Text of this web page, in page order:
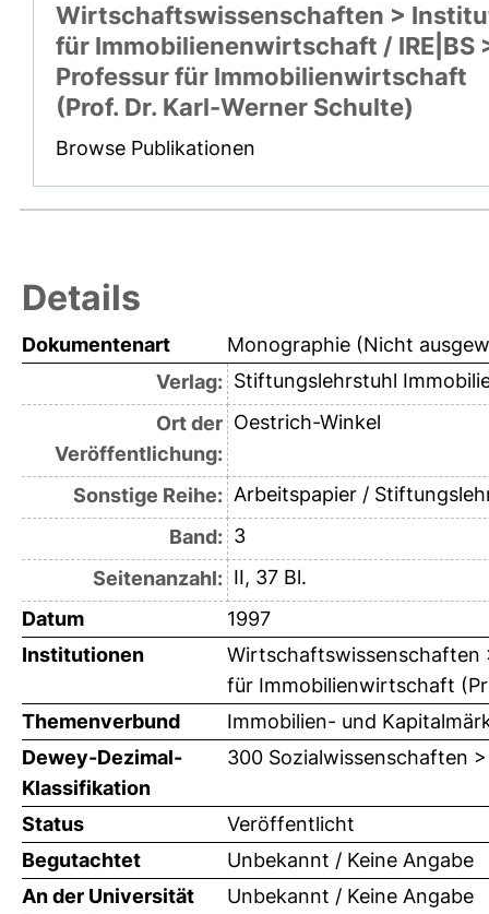
Wirtschaftswissenschaften >
für Immobilienenwirtschaft / IRE|BS
Professur für Immobilienwirtschaft
(Prof. Dr. Karl-Werner Schulte)
Browse Publikationen
Details
Dokumentenart
Monographie (Nicht
Verlag: Stiftungslehrstuhl
Ort der
Veröffentlichung:
Oestrich-Winkel
Sonstige Reihe: Arbeitspapier /
Band: 3
Seitenanzahl: II, 37 Bl.
Datum
1997
Institutionen
Wirtschaftswissenschaften
für Immobilienwirtschaft
Themenverbund
Immobilien- und
Dewey-Dezimal-
Klassifikation
300 Sozialwissenschaften
Status
Veröffentlicht
Begutachtet
Unbekannt / Keine Angabe
An der Universität
Unbekannt / Keine Angabe